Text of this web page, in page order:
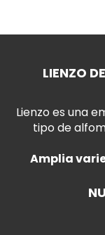
LIENZO
Lienzo es una
tipo de
Amplia